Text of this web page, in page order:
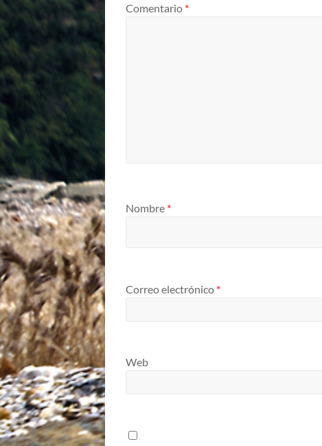
Comentario *
Nombre *
Correo electrónico *
Web